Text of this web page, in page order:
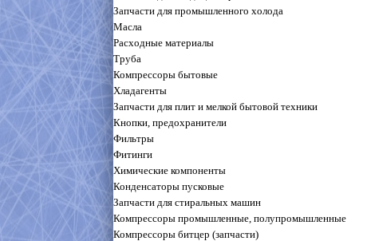
Запчасти для промышленного холода
Масла
Расходные материалы
Труба
Компрессоры бытовые
Хладагенты
Запчасти для плит и мелкой бытовой техники
Кнопки, предохранители
Фильтры
Фитинги
Химические компоненты
Конденсаторы пусковые
Запчасти для стиральных машин
Компрессоры промышленные, полупромышленные
Компрессоры битцер (запчасти)